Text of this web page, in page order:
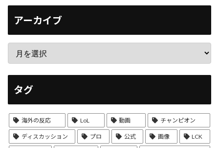
アーカイブ
タグ
海外の反応 LoL 動画 チャンピオン
ディスカッション プロ 公式 画像 LCK